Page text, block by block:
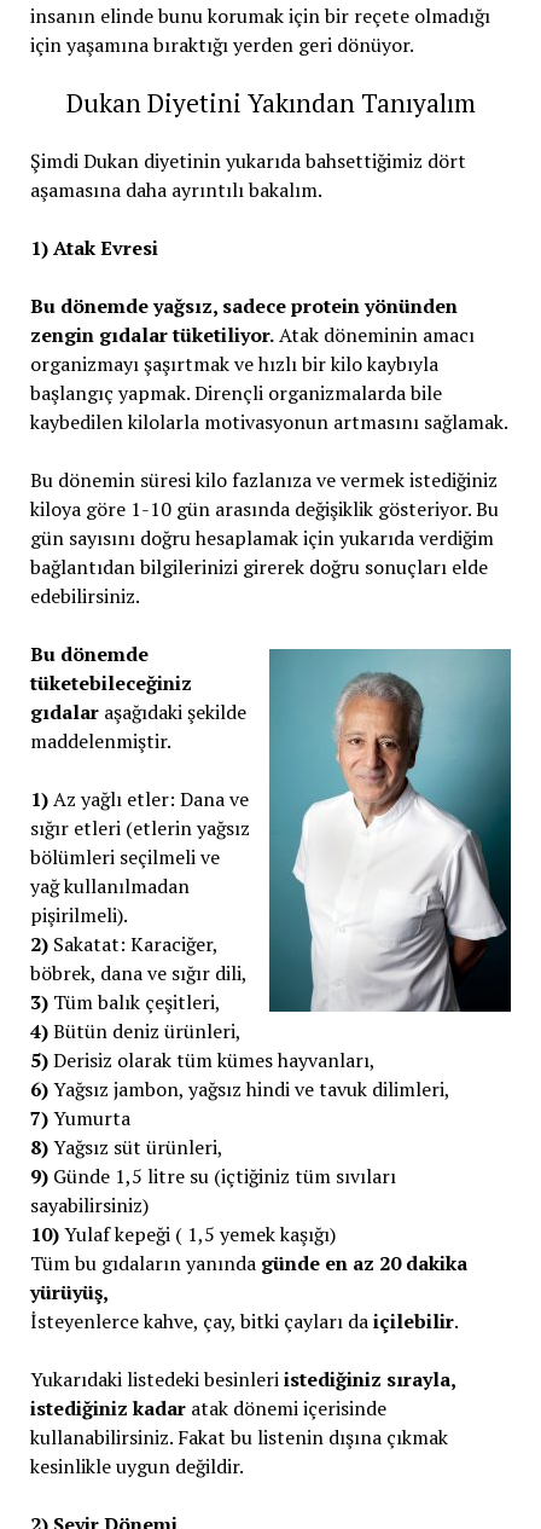
insanın elinde bunu korumak için bir reçete olmadığı
için yaşamına bıraktığı yerden geri dönüyor.
Dukan Diyetini Yakından Tanıyalım
Şimdi Dukan diyetinin yukarıda bahsettiğimiz dört
aşamasına daha ayrıntılı bakalım.
1) Atak Evresi
Bu dönemde yağsız, sadece protein yönünden
zengin gıdalar tüketiliyor.Atak döneminin amacı
organizmayı şaşırtmak ve hızlı bir kilo kaybıyla
başlangıç yapmak. Dirençli organizmalarda bile
kaybedilen kilolarla motivasyonun artmasını sağlamak.
Bu dönemin süresi kilo fazlanıza ve vermek istediğiniz
kiloya göre 1-10 gün arasında değişiklik gösteriyor. Bu
gün sayısını doğru hesaplamak için yukarıda verdiğim
bağlantıdan bilgilerinizi girerek doğru sonuçları elde
edebilirsiniz.
Bu dönemde
tüketebileceğiniz
gıdalaraşağıdaki şekilde
maddelenmiştir.
1)Az yağlı etler: Dana ve
sığır etleri (etlerin yağsız
bölümleri seçilmeli ve
yağ kullanılmadan
pişirilmeli).
2)Sakatat: Karaciğer,
böbrek, dana ve sığır dili,
3)Tüm balık çeşitleri,
4)Bütün deniz ürünleri,
5)Derisiz olarak tüm kümes hayvanları,
6)Yağsız jambon, yağsız hindi ve tavuk dilimleri,
7)Yumurta
8)Yağsız süt ürünleri,
9)Günde 1,5 litre su (içtiğiniz tüm sıvıları
sayabilirsiniz)
10)Yulaf kepeği ( 1,5 yemek kaşığı)
Tüm bu gıdaların yanında günde en az 20 dakika
yürüyüş,
İsteyenlerce kahve, çay, bitki çayları daiçilebilir.
Yukarıdaki listedeki besinleriistediğiniz sırayla,
istediğiniz kadaratak dönemi içerisinde
kullanabilirsiniz. Fakat bu listenin dışına çıkmak
kesinlikle uygun değildir.